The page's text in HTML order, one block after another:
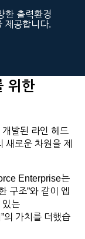
한 출력환경
제공합니다.
위한
발된 라인 헤드
새로운 차원을 제
Enterprise는
구조”와 같이 엡
있는
의 가치를 더했습